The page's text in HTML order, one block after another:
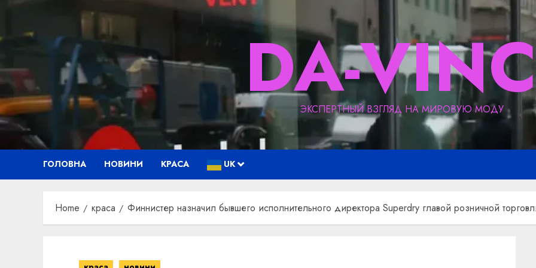
content
DA-
ЭКСПЕРТНЫЙ ВЗГЛЯД НА МИРОВУЮ МОДУ
ГОЛОВНА НОВИНИ КРАСА UK
Home краса Финнистер назначил бывшего исполнительного директора Superdry главой розничной